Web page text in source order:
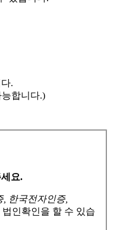
.
합니다.)
요.
, 한국전자인증,
법인확인을 할 수 있습